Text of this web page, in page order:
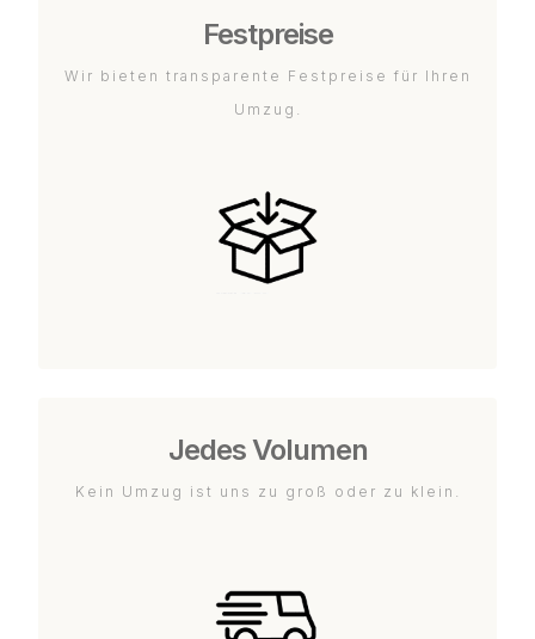
Festpreise
Wir bieten transparente Festpreise für Ihren
Umzug.
Jedes Volumen
Kein Umzug ist uns zu groß oder zu klein.